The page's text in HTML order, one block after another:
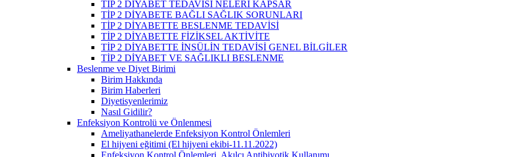
TİP 2 DİYABET TEDAVİSİ NELERİ KAPSAR
TİP 2 DİYABETE BAĞLI SAĞLIK SORUNLARI
TİP 2 DİYABETTE BESLENME TEDAVİSİ
TİP 2 DİYABETTE FİZİKSEL AKTİVİTE
TİP 2 DİYABETTE İNSÜLİN TEDAVİSİ GENEL BİLGİLER
TİP 2 DİYABET VE SAĞLIKLI BESLENME
Beslenme ve Diyet Birimi
Birim Hakkında
Birim Haberleri
Diyetisyenlerimiz
Nasıl Gidilir?
Enfeksiyon Kontrolü ve Önlenmesi
Ameliyathanelerde Enfeksiyon Kontrol Önlemleri
El hijyeni eğitimi (El hijyeni ekibi-11.11.2022)
Enfeksiyon Kontrol Önlemleri, Akılcı Antibiyotik Kullanımı